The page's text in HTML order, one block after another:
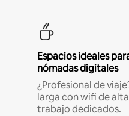
Espacios ideales
nómadas digitales
¿Profesional de
larga con wifi de
trabajo dedicados.